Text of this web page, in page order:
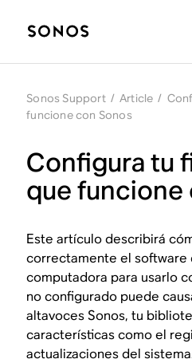
Sonos Support / Article /
funcione con Sonos
Configura tu
que funcione
Este artículo describirá
correctamente el software
computadora para usarlo
no configurado puede
altavoces Sonos, tu
características como el
actualizaciones del